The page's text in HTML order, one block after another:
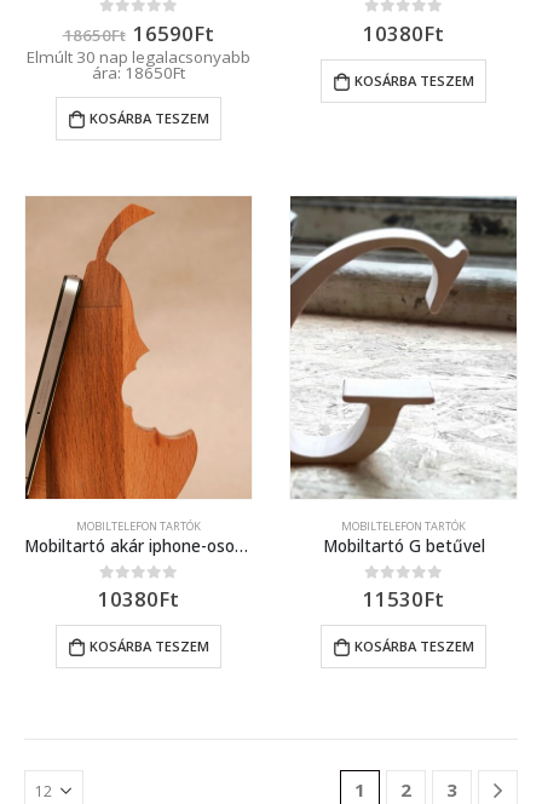
out of 5
18650Ft Original
price
was:
18650Ft.
16590Ft
price
is:
16590Ft.
Elmúlt 30 nap legalacsonyabb
ára: 18650Ft
KOSÁRBA TESZEM
0 out of 5
10380Ft
KOSÁRBA TESZEM
MOBILTELEFON TARTÓK
Mobiltartó akár iphone-osoknak is
0 out of 5
10380Ft
KOSÁRBA TESZEM
MOBILTELEFON TARTÓK
Mobiltartó G betűvel
0 out of 5
11530Ft
KOSÁRBA TESZEM
1 2 3